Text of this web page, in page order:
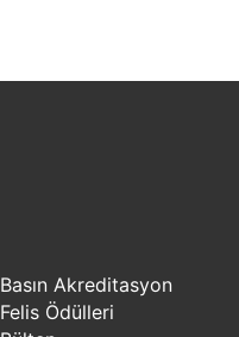
Basın Akreditasyon
Felis Ödülleri